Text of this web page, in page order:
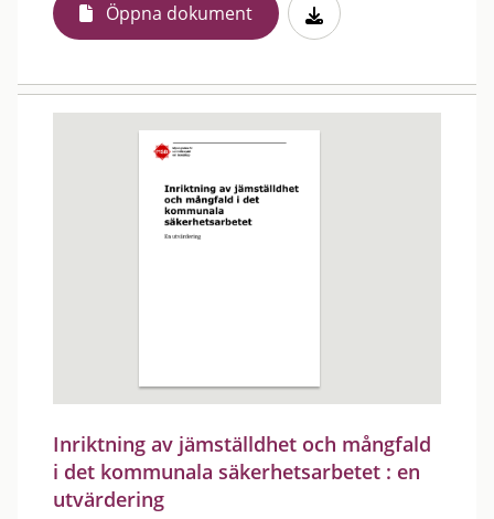
Öppna dokument
Inriktning av jämställdhet och mångfald
i det kommunala säkerhetsarbetet : en
utvärdering